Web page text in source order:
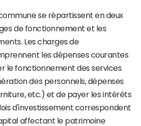
se répartissent en deux
de fonctionnement et les
Les charges de
les dépenses courantes
le fonctionnement des services
des personnels, dépenses
etc.) et de payer les intérêts
d'investissement correspondent
affectant le patrimoine